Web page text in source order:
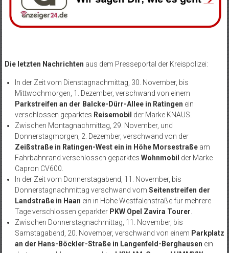
Die letzten Nachrichten aus dem Presseportal der Kreispolizei:
In der Zeit vom Dienstagnachmittag, 30. November, bis
Mittwochmorgen, 1. Dezember, verschwand von einem
Parkstreifen an der Balcke-Dürr-Allee in Ratingen ein
verschlossen geparktes Reisemobil der Marke KNAUS.
Zwischen Montagnachmittag, 29. November, und
Donnerstagmorgen, 2. Dezember, verschwand von der
Zeißstraße in Ratingen-West ein in Höhe Morsestraßeam
Fahrbahnrand verschlossen geparktes Wohnmobil der Marke
Capron CV600.
In der Zeit vom Donnerstagabend, 11. November, bis
Donnerstagnachmittag verschwand vom Seitenstreifen der
Landstraße in Haan ein in Höhe Westfalenstraße für mehrere
Tage verschlossen geparkter PKW Opel Zavira Tourer.
Zwischen Donnerstagnachmittag, 11. November, bis
Samstagabend, 20. November, verschwand von einem Parkplatz
an der Hans-Böckler-Straße in Langenfeld-Berghausen ein